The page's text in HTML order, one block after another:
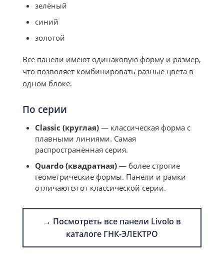
зелёный
синий
золотой
Все панели имеют одинаковую форму и размер,
что позволяет комбинировать разные цвета в
одном блоке.
По серии
Classic (круглая) — классическая форма с
плавными линиями. Самая
распространённая серия.
Quardo (квадратная) — более строгие
геометрические формы. Панели и рамки
отличаются от классической серии.
→ Посмотреть все панели Livolo в
каталоге ГНК-ЭЛЕКТРО